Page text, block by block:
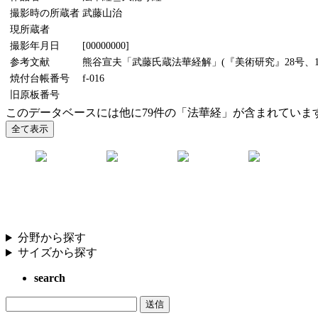
撮影時の所蔵者 武藤山治
現所蔵者
撮影年月日
[00000000]
参考文献
熊谷宣夫「武藤氏蔵法華経解」(『美術研究』28号、
焼付台帳番号
f-016
旧原板番号
このデータベースには他に79件の「法華経」が含まれていま
分野から探す
サイズから探す
search